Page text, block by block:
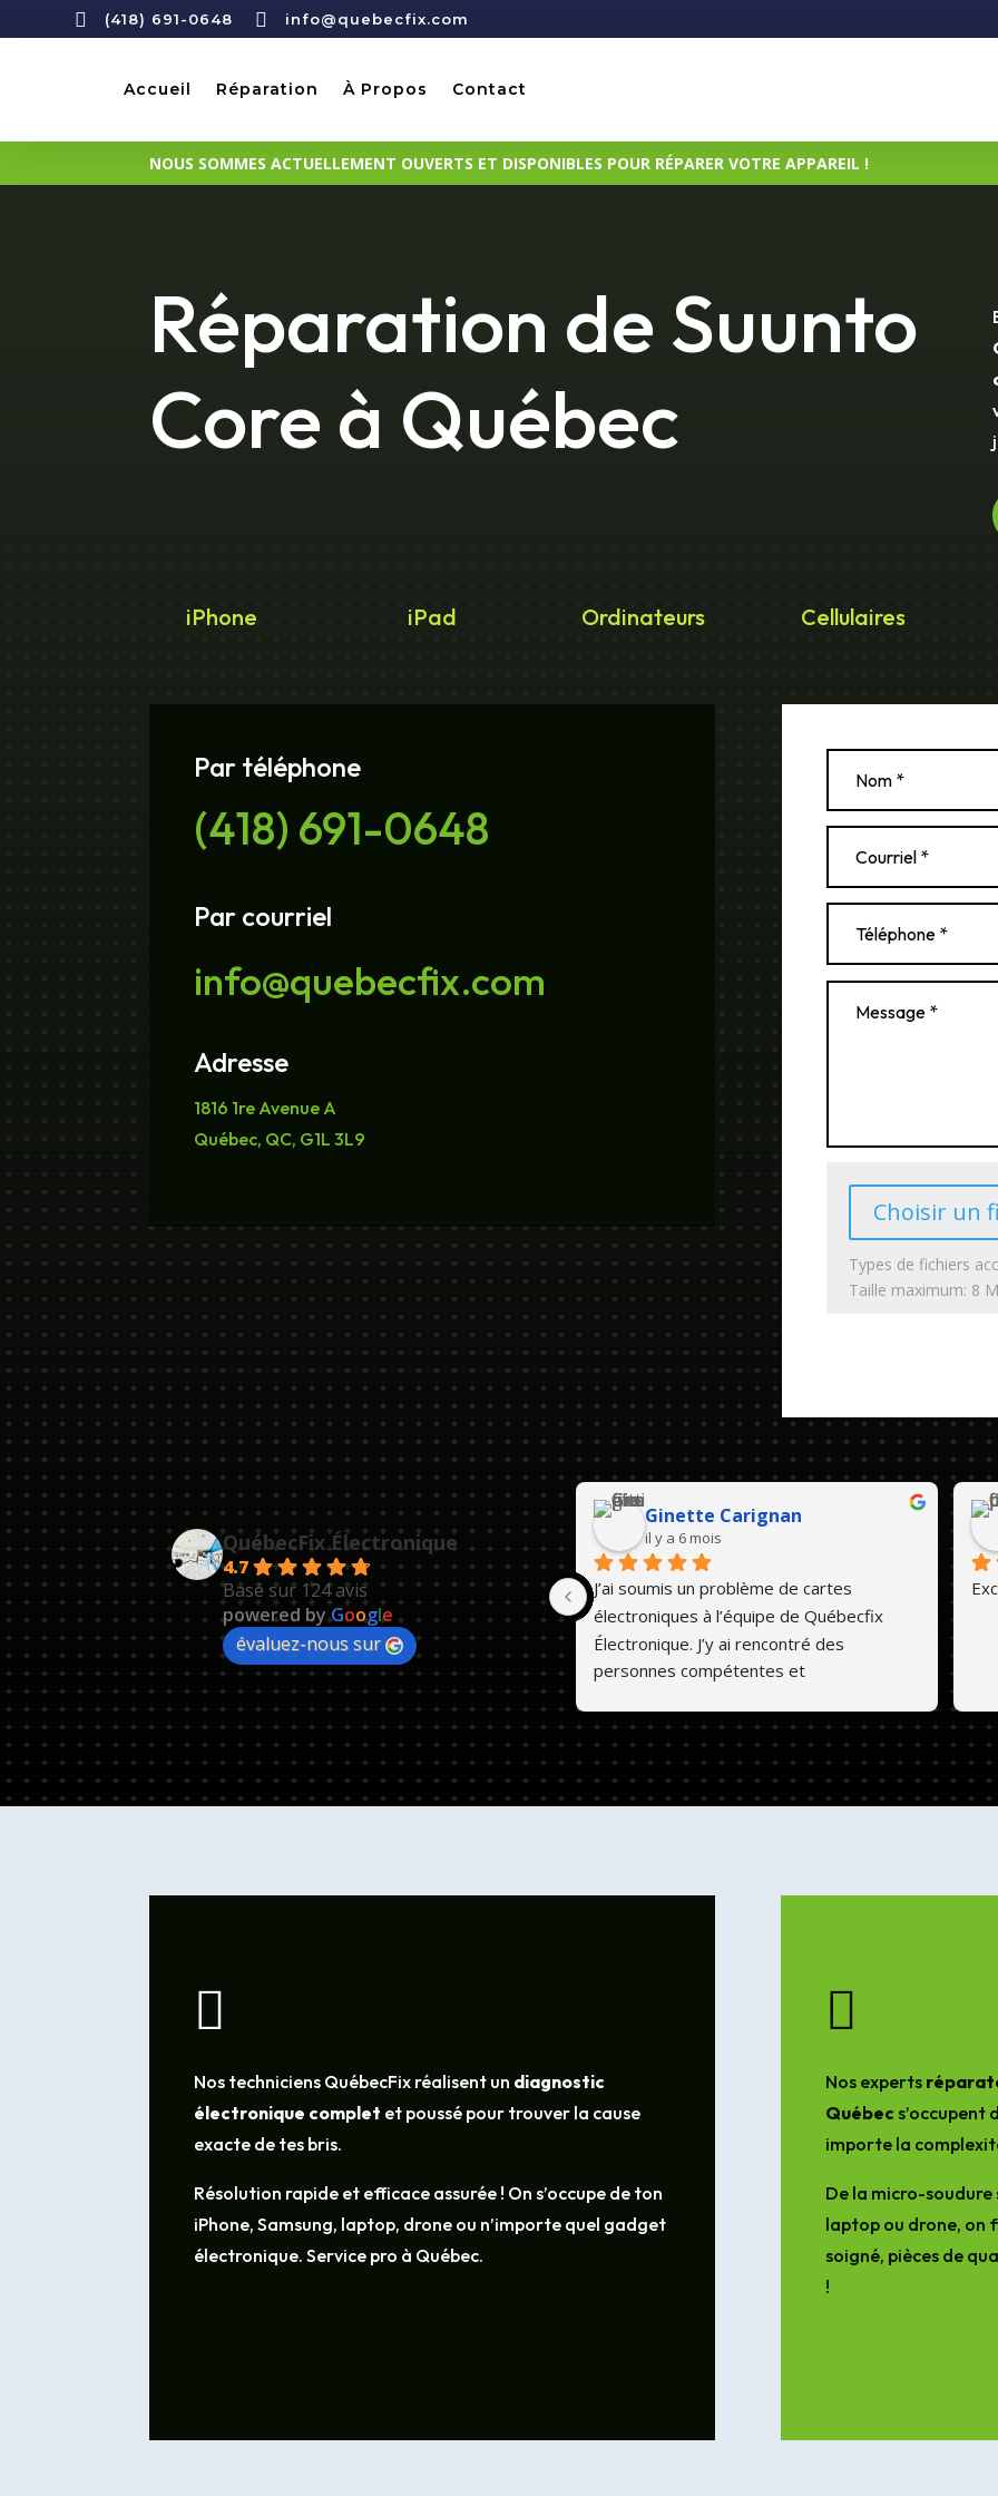
 (418) 691-0648  info@quebecfix.com
Accueil Réparation À Propos Contact
NOUS SOMMES ACTUELLEMENT OUVERTS ET DISPONIBLES POUR RÉPARER VOTRE APPAREIL !
Réparation de Suunto
Core à Québec
iPhone iPad Ordinateurs Cellulaires
Par téléphone
(418) 691-0648
Par courriel
info@quebecfix.com
Adresse
1816 1re Avenue A
Québec, QC, G1L 3L9
Choisir un
Types de fichiers
Taille maximum: 8
QuébecFix Électronique
4.7
Basé sur 124 avis
powered byGoogle
évaluez-nous sur
Ginette Carignan
il y a 6 mois
J’ai soumis un problème de cartes
électroniques à l’équipe de Québecfix
Électronique. J’y ai rencontré des
personnes compétentes et
qualité et les prix sont abordables. 💕😊

Nos techniciens QuébecFix réalisent un diagnostic
électronique complet et poussé pour trouver la cause
exacte de tes bris.
Résolution rapide et efficace assurée ! On s’occupe de ton
iPhone, Samsung, laptop, drone ou n’importe quel gadget
électronique. Service pro à Québec.

Nos experts
Québecs’occupent
importe la
De la micro-soudure
laptop ou drone, on
soigné, pièces de
!